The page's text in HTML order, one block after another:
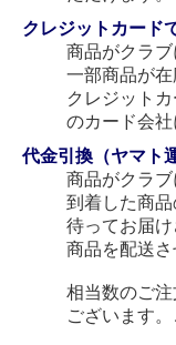
クレジットカード
商品がクラ
一部商品が
クレジット
のカード会
代金引換（ヤマト
商品がクラ
到着した商
待ってお届
商品を配送
相当数のご
ございます。